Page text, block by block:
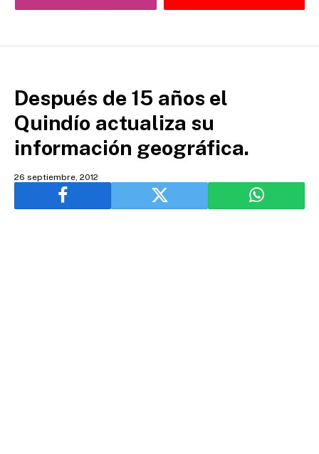
Después de 15 años el
Quindío actualiza su
información geográfica.
26 septiembre, 2012